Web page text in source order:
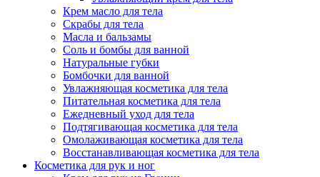
Крем масло для тела
Скрабы для тела
Масла и бальзамы
Соль и бомбы для ванной
Натуральные губки
Бомбочки для ванной
Увлажняющая косметика для тела
Питательная косметика для тела
Ежедневный уход для тела
Подтягивающая косметика для тела
Омолаживающая косметика для тела
Восстанавливающая косметика для тела
Косметика для рук и ног